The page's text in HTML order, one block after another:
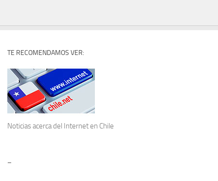
TE RECOMENDAMOS VER:
Noticias acerca del Internet en Chile
–